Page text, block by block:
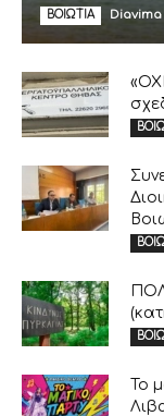
ΒΟΙΩΤΙΑ Diavima
Το